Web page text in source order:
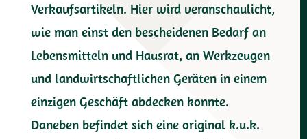
Verkaufsartikeln. Hier wird veranschaulicht,
wie man einst den bescheidenen Bedarf an
Lebensmitteln und Hausrat, an Werkzeugen
und landwirtschaftlichen Geräten in einem
einzigen Geschäft abdecken konnte.
Daneben befindet sich eine original k.u.k.